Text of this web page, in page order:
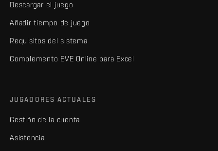
Descargar el juego
Añadir tiempo de juego
Requisitos del sistema
Complemento EVE Online para Excel
JUGADORES ACTUALES
Gestión de la cuenta
Asistencia